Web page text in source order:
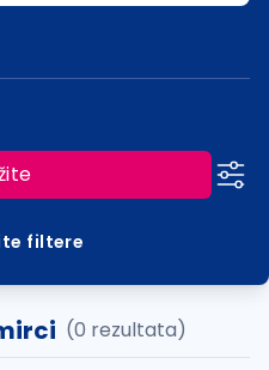
filtere
(0 rezultata)